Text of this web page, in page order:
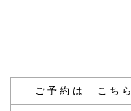
ご予約は こちら